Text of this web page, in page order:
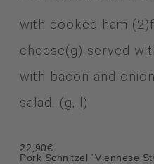
with cooked ham (2)
cheese(g) served
with bacon and
salad. (g, l)
22,90€
Pork Schnitzel “Viennese